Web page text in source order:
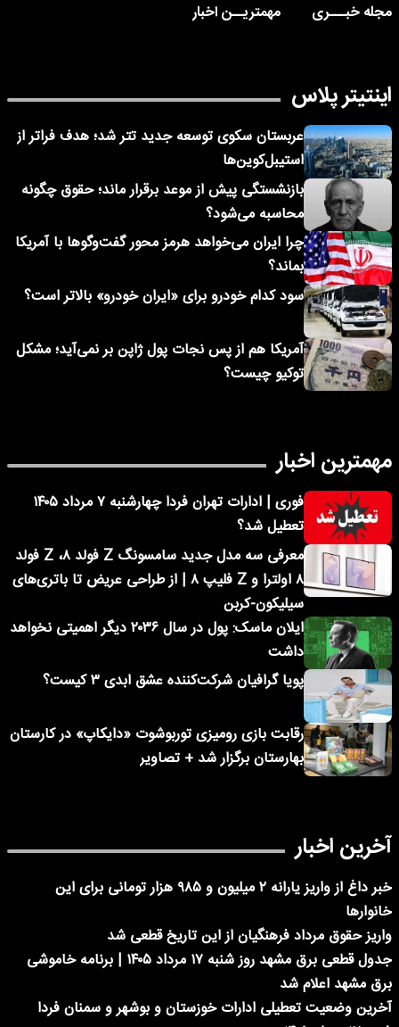
مجله خبـــری
مهمتریــن اخبار
اینتیتر پلاس
عربستان سکوی توسعه جدید تتر شد؛ هدف فراتر از
استیبل‌کوین‌ها
بازنشستگی پیش از موعد برقرار ماند؛ حقوق چگونه
محاسبه می‌شود؟
چرا ایران می‌خواهد هرمز محور گفت‌وگوها با آمریکا
بماند؟
سود کدام خودرو برای «ایران خودرو» بالاتر است؟
آمریکا هم از پس نجات پول ژاپن بر نمی‌آید؛ مشکل
توکیو چیست؟
مهمترین اخبار
فوری | ادارات تهران فردا چهارشنبه ۷ مرداد ۱۴۰۵
تعطیل شد؟
معرفی سه مدل جدید سامسونگ Z فولد ۸، Z فولد
۸ اولترا و Z فلیپ ۸ | از طراحی عریض تا باتری‌های
سیلیکون-کربن
ایلان ماسک: پول در سال ۲۰۳۶ دیگر اهمیتی نخواهد
داشت
پویا گرافیان شرکت‌کننده عشق ابدی ۳ کیست؟
رقابت بازی رومیزی توربوشوت «دایکاپ» در کارستان
بهارستان برگزار شد + تصاویر
آخرین اخبار
خبر داغ از واریز یارانه ۲ میلیون و ۹۸۵ هزار تومانی برای این
خانوارها
واریز حقوق مرداد فرهنگیان از این تاریخ قطعی شد
جدول قطعی برق مشهد روز شنبه ۱۷ مرداد ۱۴۰۵ | برنامه خاموشی
برق مشهد اعلام شد
آخرین وضعیت تعطیلی ادارات خوزستان و بوشهر و سمنان فردا